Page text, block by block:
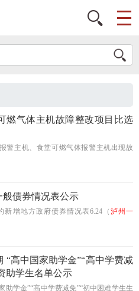
燃气体主机故障整改项目比选
警主机、食堂可燃气体报警主机出现故
般债券情况表公示
新增地方政府债券情况表6.24（ 泸州一
“高中国家助学金”“高中学费减
助学生名单公示
助学金”“高中学费减免”“初中困难学生生